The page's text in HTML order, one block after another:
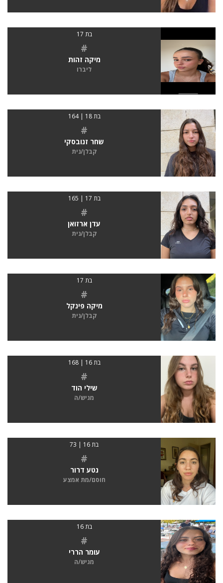
בת 17
#
מיקה זהות
ליברו
בת 18 | 164
#
שחר זנובסקי
קבלן/נית
בת 17 | 165
#
עדן ארזואן
קבלן/נית
בת 17
#
מיקה פינקל
קבלן/נית
בת 16 | 168
#
שילי הוד
מגיש/ה
בת 16 | 73
#
נטע דרור
חוסם/מת אמצע
בת 16
#
עומר הררי
מגיש/ה